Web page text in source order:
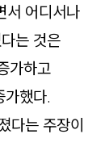
서 어디서나
는 것은
가하고
가했다.
다는 주장이